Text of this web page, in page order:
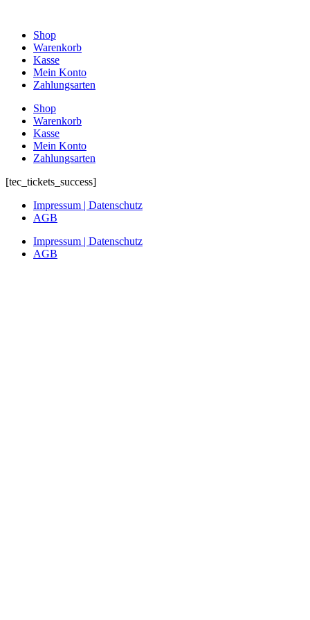
springenShop
Warenkorb
Kasse
Mein Konto
Zahlungsarten
Shop
Warenkorb
Kasse
Mein Konto
Zahlungsarten
[tec_tickets_success]
Impressum | Datenschutz
AGB
Impressum | Datenschutz
AGB